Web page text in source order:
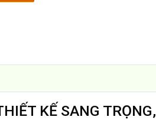
KẾ SANG TRỌNG,